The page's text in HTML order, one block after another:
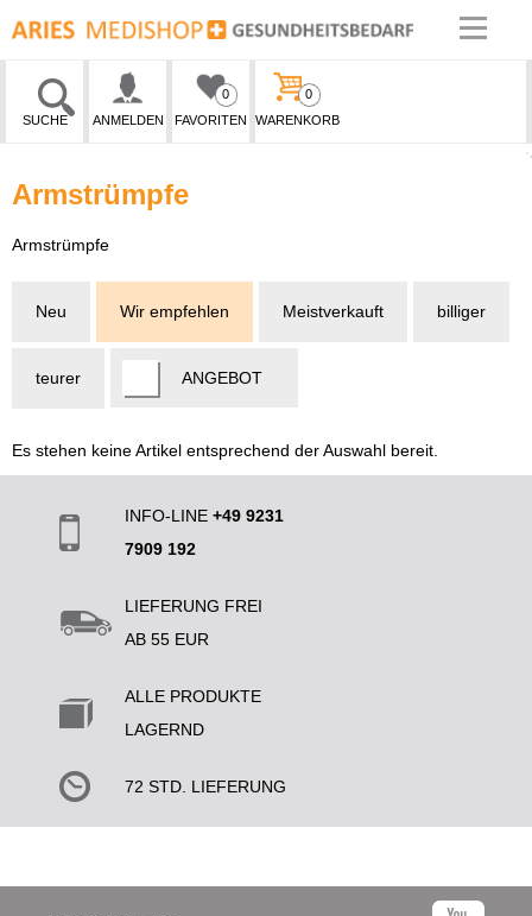
SUCHE ANMELDEN FAVORITEN
0
WARENKORB
0
Armstrümpfe
Armstrümpfe
Neu Wir empfehlen Meistverkauft billiger
teurer ANGEBOT
Es stehen keine Artikel entsprechend der Auswahl bereit.
INFO-LINE +49 9231
7909 192
LIEFERUNG FREI
AB 55 EUR
ALLE PRODUKTE
LAGERND
72 STD. LIEFERUNG